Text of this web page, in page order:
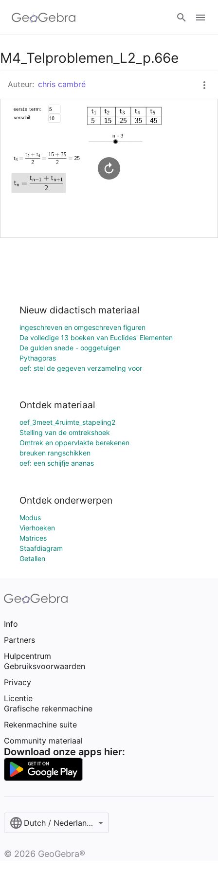
Google Classroom
GeoGebra Klaslokaal
Aanmelden
M4_Telproblemen_L2_p.66e
Auteur: chris cambré
Nieuw didactisch materiaal
ingeschreven en omgeschreven figuren
De volledige 13 boeken van Euclides' Elementen
De gulden snede - ooggetuigen
Pythagoras
oef: stel de gegeven verzameling voor
Ontdek materiaal
oef_3meet_4ruimte_stapeling2
Stelling van de omtrekshoek
Omtrek en oppervlakte berekenen
breuken rangschikken
oef: een schijfje ananas
Ontdek onderwerpen
Modus
Vierhoeken
Matrices
Staafdiagram
Getallen
Info
Partners
Hulpcentrum
Gebruiksvoorwaarden
Privacy
Licentie
Grafische rekenmachine
Rekenmachine suite
Community materiaal
Download onze apps hier:
Dutch / Nederlands‎ (België)‎
© 2026 GeoGebra®